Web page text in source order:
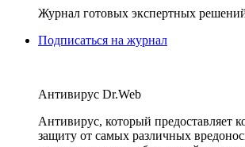
Журнал готовых экспертных решений
Подписаться на журнал
Антивирус Dr.Web
Антивирус, который предоставляет
защиту от самых различных